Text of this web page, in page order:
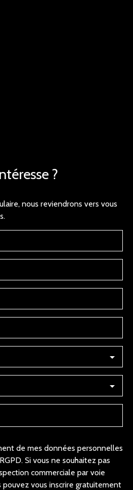
?
nous reviendrons vers vous
de mes données personnelles
Si vous ne souhaitez pas
commerciale par voie
vous inscrire gratuitement